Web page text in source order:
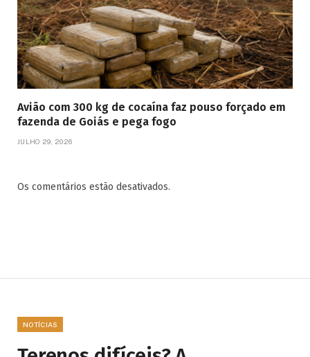
Avião com 300 kg de cocaína faz pouso forçado em
fazenda de Goiás e pega fogo
JULHO 29, 2026
Os comentários estão desativados.
NOTÍCIAS